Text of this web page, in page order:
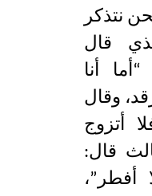
نتذكر
قال
أنا
وقال
أتزوج
قال:
أفطر”،